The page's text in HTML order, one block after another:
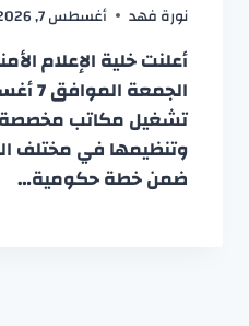
نورة فهد أغسطس 7, 2026
أعلنت خلية الإعلام
تشغيل مكاتب مخصصة
وتنظيمها في مختلف
ضمن خطة حكومية…